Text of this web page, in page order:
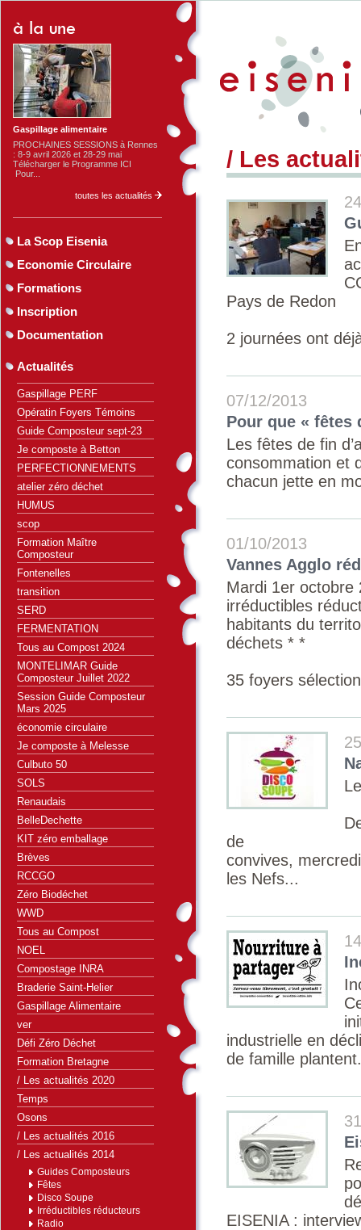
Gaspillage alimentaire
PROCHAINES SESSIONS à Rennes
: 8-9 avril 2026 et 28-29 mai
Télécharger le Programme ICI
Pour...
toutes les actualités
La Scop Eisenia
Economie Circulaire
Formations
Inscription
Documentation
Actualités
Gaspillage PERF
Opératin Foyers Témoins
Guide Composteur sept-23
Je composte à Betton
PERFECTIONNEMENTS
atelier zéro déchet
HUMUS
scop
Formation Maître
Composteur
Fontenelles
transition
SERD
FERMENTATION
Tous au Compost 2024
MONTELIMAR Guide
Composteur Juillet 2022
Session Guide Composteur
Mars 2025
économie circulaire
Je composte à Melesse
Culbuto 50
SOLS
Renaudais
BelleDechette
KIT zéro emballage
Brèves
RCCGO
Zéro Biodéchet
WWD
Tous au Compost
NOEL
Compostage INRA
Braderie Saint-Helier
Gaspillage Alimentaire
ver
Défi Zéro Déchet
Formation Bretagne
/ Les actualités 2020
Temps
Osons
/ Les actualités 2016
/ Les actualités 2014
Guides Composteurs
Fêtes
Disco Soupe
Irréductibles réducteurs
Radio
/ Les
Pays de Redon
2 journées ont
07/12/2013
Pour que « fêtes
Les fêtes de fin
consommation et
chacun jette en
01/10/2013
Vannes Agglo
Mardi 1er octobre
irréductibles
habitants du
déchets * *
35 foyers
de
convives,
les Nefs...
industrielle en
de famille
EISENIA :